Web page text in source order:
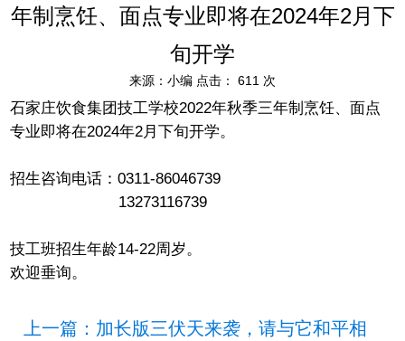
年制烹饪、面点专业即将在2024年2月下
旬开学
来源： 小编 点击： 611 次
石家庄饮食集团技工学校2022年秋季三年制烹饪、面点
专业即将在2024年2月下旬开学。
招生咨询电话：0311-86046739
13273116739
技工班招生年龄14-22周岁。
欢迎垂询。
上一篇：加长版三伏天来袭，请与它和平相